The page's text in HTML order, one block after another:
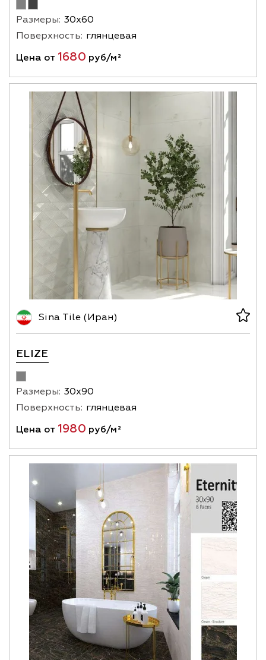
Размеры: 30х60
Поверхность: глянцевая
Цена от 1680 руб/м²
Sina Tile (Иран)
ELIZE
Размеры: 30х90
Поверхность: глянцевая
Цена от 1980 руб/м²